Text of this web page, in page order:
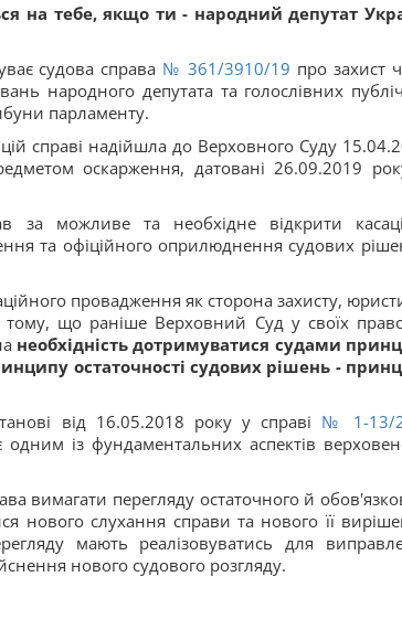
на тебе, якщо ти - народний депутат
судова справа № 361/3910/19 про захист
народного депутата та голослівних
парламенту.
справі надійшла до Верховного Суду
оскарження, датовані 26.09.2019
за можливе та необхідне відкрити
та офіційного оприлюднення судових
провадження як сторона захисту,
тому, що раніше Верховний Суд у своїх
необхідність дотримуватися судами
остаточності судових рішень -
від 16.05.2018 року у справі № 1-13/
із фундаментальних аспектів
вимагати перегляду остаточного й
слухання справи та нового її
мають реалізовуватись для
нового судового розгляду.